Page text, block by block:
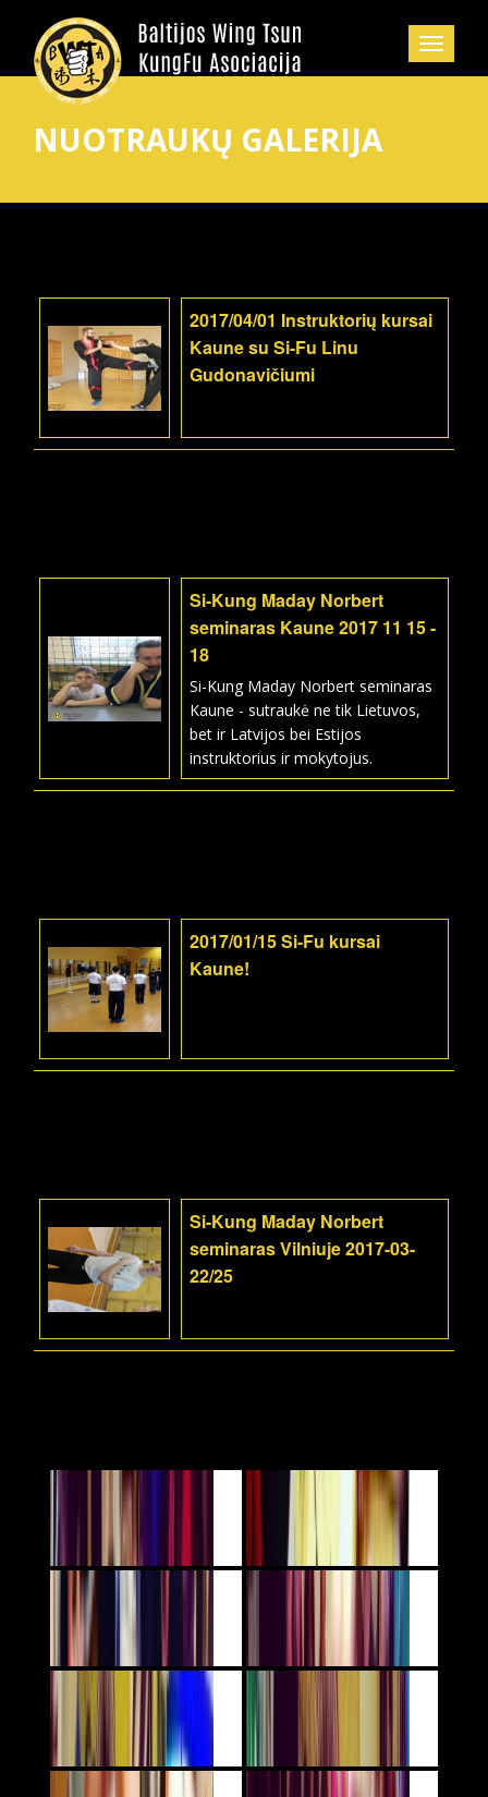
NUOTRAUKŲ GALERIJA
2017/04/01 Instruktorių kursai
Kaune su Si-Fu Linu
Gudonavičiumi
Si-Kung Maday Norbert
seminaras Kaune 2017 11 15 -
18
Si-Kung Maday Norbert seminaras
Kaune - sutraukė ne tik Lietuvos,
bet ir Latvijos bei Estijos
instruktorius ir mokytojus.
2017/01/15 Si-Fu kursai
Kaune!
Si-Kung Maday Norbert
seminaras Vilniuje 2017-03-
22/25